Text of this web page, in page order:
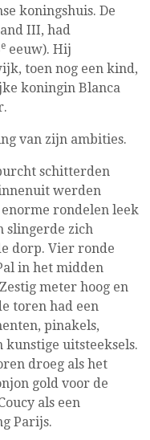
koningshuis. De
III, had
eeeuw). Hij
toen nog een kind,
koningin Blanca
van zijn ambities.
schitterden
werden
rondelen leek
slingerde zich
dorp. Vier ronde
in het midden
meter hoog en
toren had een
pinakels,
kunstige uitsteeksels.
droeg als het
gold voor de
als een
Parijs.